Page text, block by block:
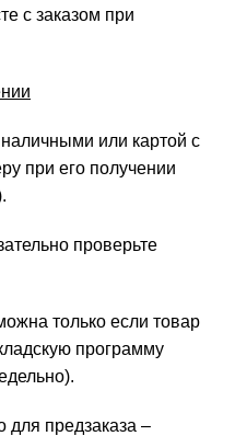
с заказом при
или картой с
при его получении
проверьте
только если товар
программу
для предзаказа –